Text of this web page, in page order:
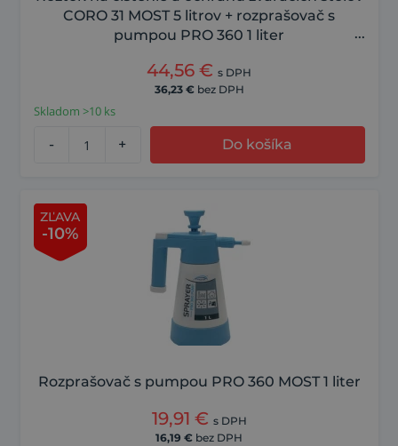
CORO 31 MOST 5 litrov + rozprašovač s
pumpou PRO 360 1 liter
44,56 € s DPH
36,23 € bez DPH
Skladom >10 ks
- + Do košíka
ZĽAVA
-10%
Rozprašovač s pumpou PRO 360 MOST 1 liter
19,91 € s DPH
16,19 € bez DPH